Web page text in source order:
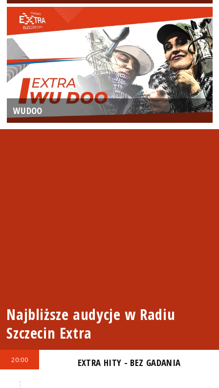
WUDOO
Najbliższe audycje w Radiu
Szczecin Extra
20:00 EXTRA HITY - BEZ GADANIA